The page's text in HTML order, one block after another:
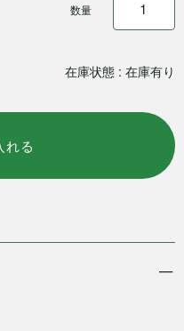
在庫状態 : 在庫有り
数量